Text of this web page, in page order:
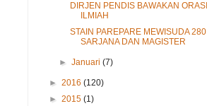
DIRJEN PENDIS BAWAKAN ORASI
ILMIAH
STAIN PAREPARE MEWISUDA 280
SARJANA DAN MAGISTER
►Januari(7)
► 2016 (120)
► 2015 (1)